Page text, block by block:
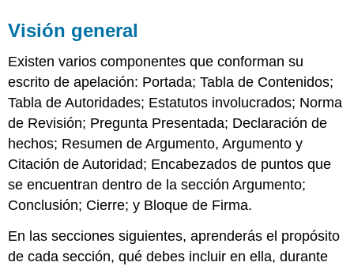
Visión general
Existen varios componentes que conforman su
escrito de apelación: Portada; Tabla de Contenidos;
Tabla de Autoridades; Estatutos involucrados; Norma
de Revisión; Pregunta Presentada; Declaración de
hechos; Resumen de Argumento, Argumento y
Citación de Autoridad; Encabezados de puntos que
se encuentran dentro de la sección Argumento;
Conclusión; Cierre; y Bloque de Firma.
En las secciones siguientes, aprenderás el propósito
de cada sección, qué debes incluir en ella, durante